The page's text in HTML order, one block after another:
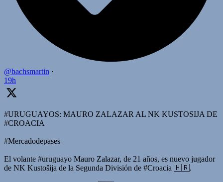
@bachsmartin ·
19h
#URUGUAYOS: MAURO ZALAZAR AL NK KUSTOSIJA DE
#CROACIA
#Mercadodepases
El volante #uruguayo Mauro Zalazar, de 21 años, es nuevo jugador
de NK Kustošija de la Segunda División de #Croacia 🇭🇷.